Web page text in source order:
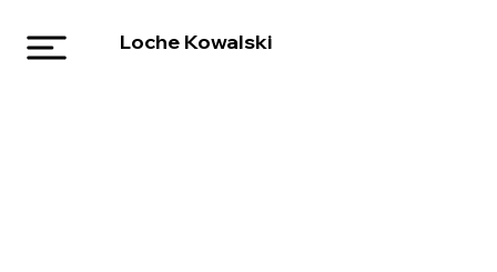
Loche Kowalski